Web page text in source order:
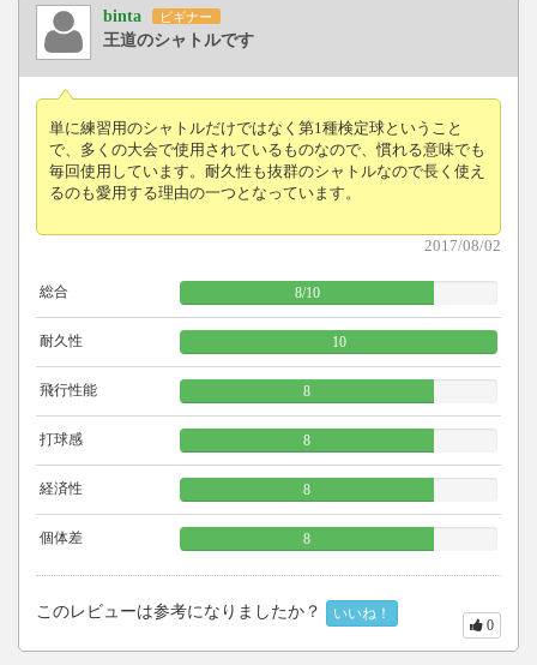
binta ビギナー
王道のシャトルです
単に練習用のシャトルだけではなく第1種検定球ということ
で、多くの大会で使用されているものなので、慣れる意味でも
毎回使用しています。耐久性も抜群のシャトルなので長く使え
るのも愛用する理由の一つとなっています。
2017/08/02
総合 8/10
耐久性 10
飛行性能 8
打球感 8
経済性 8
個体差 8
このレビューは参考になりましたか？ いいね！
0